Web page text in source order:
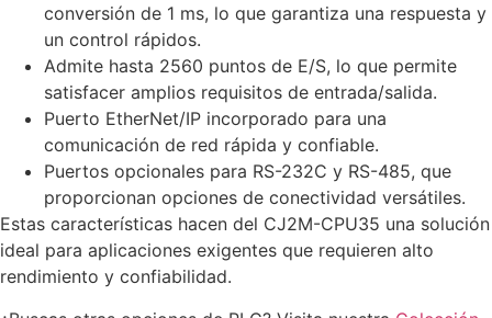
conversión de 1 ms, lo que garantiza una respuesta y
un control rápidos.
Admite hasta 2560 puntos de E/S, lo que permite
satisfacer amplios requisitos de entrada/salida.
Puerto EtherNet/IP incorporado para una
comunicación de red rápida y confiable.
Puertos opcionales para RS-232C y RS-485, que
proporcionan opciones de conectividad versátiles.
Estas características hacen del CJ2M-CPU35 una solución
ideal para aplicaciones exigentes que requieren alto
rendimiento y confiabilidad.